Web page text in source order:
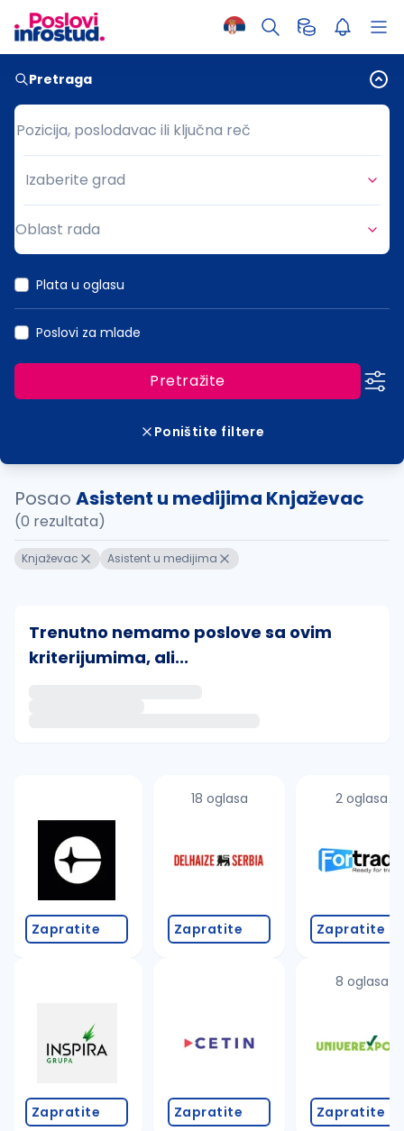
Pretraga
Pozicija, poslodavac ili ključna reč
Pozicija, poslodavac ili ključna reč
Grad
Izaberite grad
Oblast rada
Plata u oglasu
Poslovi za mlade
Pretražite
Poništite filtere
Posao Asistent u medijima Knjaževac
(0 rezultata)
Knjaževac Asistent u medijima
Trenutno nemamo poslove sa ovim
kriterijumima, ali...
Takođe možete da:
proverite pravopisne greške (koristite č, ć, š, đ,
povećajte radijus za odabrani grad
promenite odabrane filtere pretrage
Zapratite
Zapratite
18 oglasa
Zapratite
Zapratite
2 oglasa
Zapratite
8 oglasa
Zapratite